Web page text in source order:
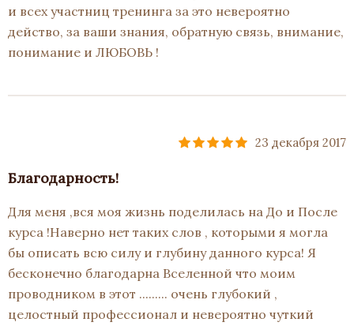
и всех участниц тренинга за это невероятно
действо, за ваши знания, обратную связь, внимание,
понимание и ЛЮБОВЬ !
23 декабря 2017
Благодарность!
Для меня ,вся моя жизнь поделилась на До и После
курса !Наверно нет таких слов , которыми я могла
бы описать всю силу и глубину данного курса! Я
бесконечно благодарна Вселенной что моим
проводником в этот ......... очень глубокий ,
целостный профессионал и невероятно чуткий